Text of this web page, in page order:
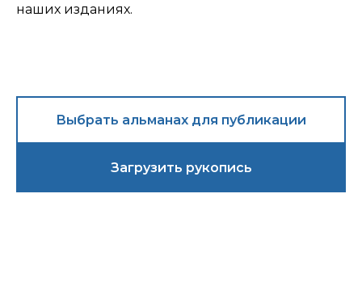
наших изданиях.
Выбрать альманах для публикации
Загрузить рукопись